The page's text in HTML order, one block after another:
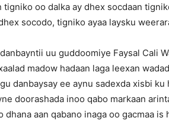
tigniko oo dalka ay dhex socdaan
socodo, tigniko ayaa laysku
uu guddoomiye Faysal Cali
madow hadaan laga leexan
danbaysay ee aynu sadexda xisbi ku
doorashada inoo qabo markaan
dhana aan qabano inaga oo gacmaa is